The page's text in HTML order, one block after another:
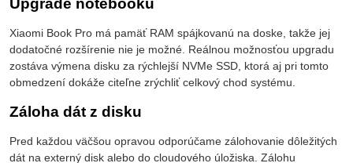
Upgrade notebooku
Xiaomi Book Pro má pamäť RAM spájkovanú na doske, takže jej
dodatočné rozšírenie nie je možné. Reálnou možnosťou upgradu
zostáva výmena disku za rýchlejší NVMe SSD, ktorá aj pri tomto
obmedzení dokáže citeľne zrýchliť celkový chod systému.
Záloha dát z disku
Pred každou väčšou opravou odporúčame zálohovanie dôležitých
dát na externý disk alebo do cloudového úložiska. Zálohu